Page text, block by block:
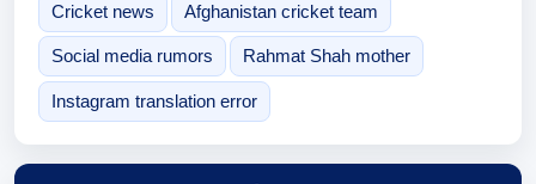
Cricket news Afghanistan cricket team
Social media rumors Rahmat Shah mother
Instagram translation error